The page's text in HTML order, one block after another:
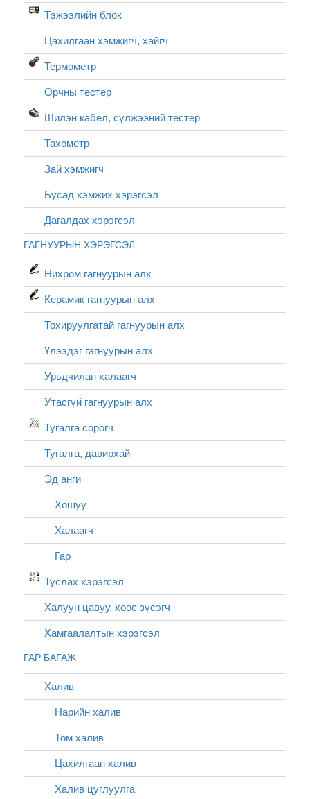
Тэжээлийн блок
Цахилгаан хэмжигч, хайгч
Термометр
Орчны тестер
Шилэн кабел, cүлжээний тестер
Тахометр
Зай хэмжигч
Бусад хэмжих хэрэгсэл
Дагалдах хэрэгсэл
ГАГНУУРЫН ХЭРЭГСЭЛ
Нихром гагнуурын алх
Керамик гагнуурын алх
Тохируулгатай гагнуурын алх
Үлээдэг гагнуурын алх
Урьдчилан халаагч
Утасгүй гагнуурын алх
Тугалга сорогч
Тугалга, давирхай
Эд анги
Хошуу
Халаагч
Гар
Туслах хэрэгсэл
Халуун цавуу, хөөс зүсэгч
Хамгаалалтын хэрэгсэл
ГАР БАГАЖ
Халив
Нарийн халив
Том халив
Цахилгаан халив
Халив цуглуулга